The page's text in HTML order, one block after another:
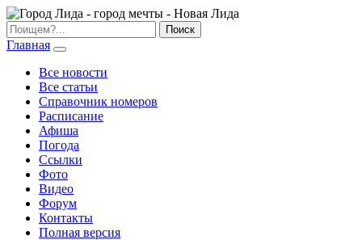
Главная
Все новости
Все статьи
Справочник номеров
Расписание
Афиша
Погода
Ссылки
Фото
Видео
Форум
Контакты
Полная версия